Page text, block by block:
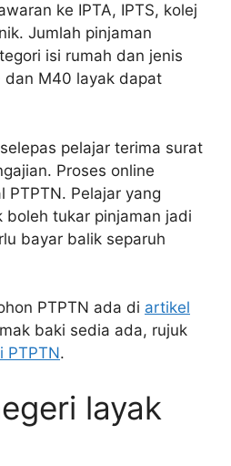
ke IPTA, IPTS, kolej
Jumlah pinjaman
isi rumah dan jenis
dan M40 layak dapat
pelajar terima surat
Proses online
PTPTN. Pelajar yang
boleh tukar pinjaman jadi
bayar balik separuh
PTPTN ada di artikel
baki sedia ada, rujuk
PTPTN.
layak